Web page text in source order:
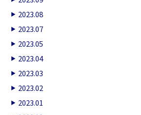
2023.08
2023.07
2023.05
2023.04
2023.03
2023.02
2023.01